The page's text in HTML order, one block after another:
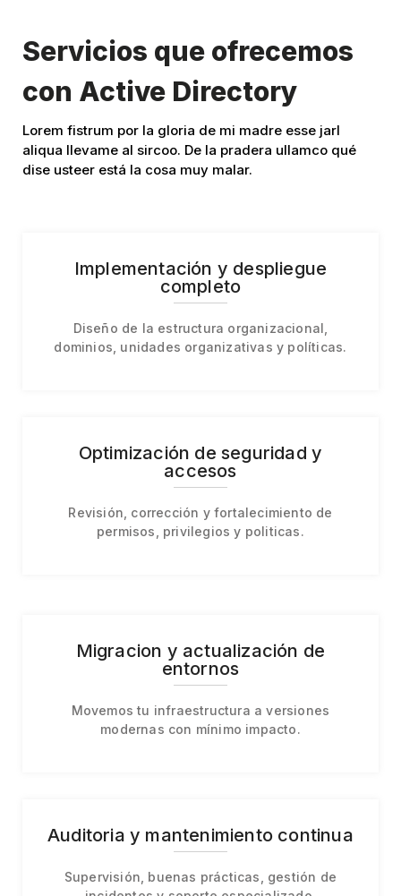
Servicios que ofrecemos
con Active Directory
Lorem fistrum por la gloria de mi madre esse jarl
aliqua llevame al sircoo. De la pradera ullamco qué
dise usteer está la cosa muy malar.
Implementación y despliegue
completo
Diseño de la estructura organizacional,
dominios, unidades organizativas y políticas.
Optimización de seguridad y
accesos
Revisión, corrección y fortalecimiento de
permisos, privilegios y politicas.
Migracion y actualización de
entornos
Movemos tu infraestructura a versiones
modernas con mínimo impacto.
Auditoria y mantenimiento continua
Supervisión, buenas prácticas, gestión de